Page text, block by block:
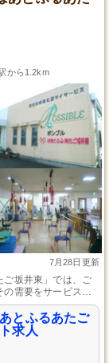
から1.2km
7月28日更新
ご坂井東」では、ご
の需要をサービス向
己効力感の向上」が
復訓練に力を注ぎま
とふるあたご
求人